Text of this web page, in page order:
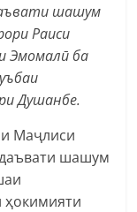
шашум
Раиси
Эмомалӣ ба
Душанбе.
Маҷлиси
шашум